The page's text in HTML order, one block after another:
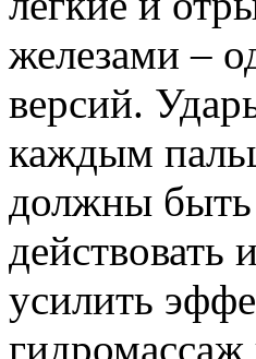
железами –
версий.
каждым
должны
усилить
гидромассаж